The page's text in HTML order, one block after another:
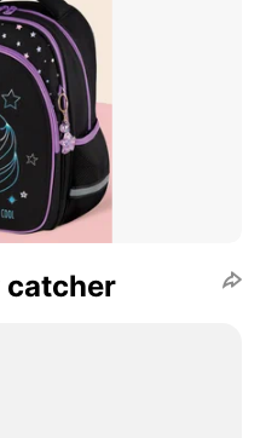
catcher